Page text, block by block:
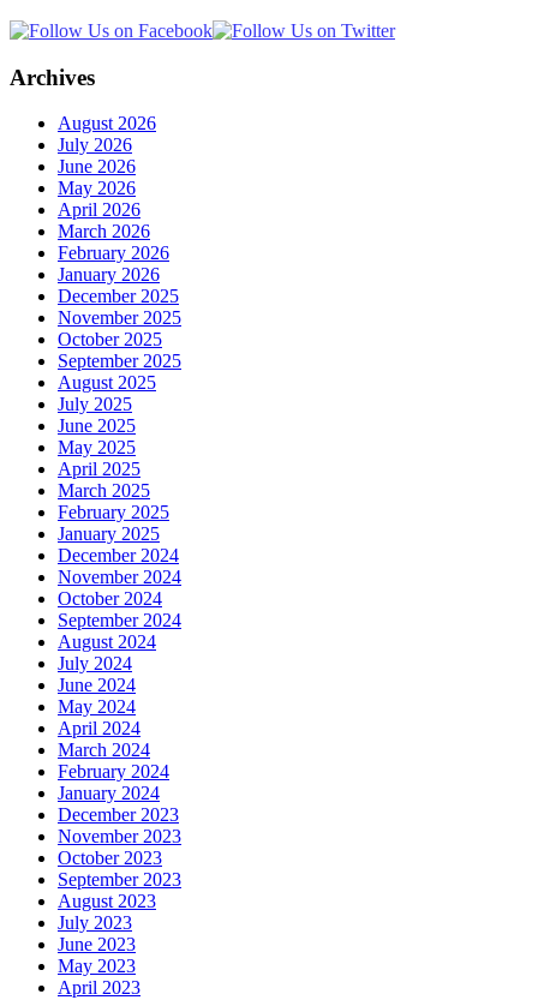
Archives
August 2026
July 2026
June 2026
May 2026
April 2026
March 2026
February 2026
January 2026
December 2025
November 2025
October 2025
September 2025
August 2025
July 2025
June 2025
May 2025
April 2025
March 2025
February 2025
January 2025
December 2024
November 2024
October 2024
September 2024
August 2024
July 2024
June 2024
May 2024
April 2024
March 2024
February 2024
January 2024
December 2023
November 2023
October 2023
September 2023
August 2023
July 2023
June 2023
May 2023
April 2023